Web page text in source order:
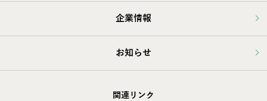
企業情報
お知らせ
関連リンク